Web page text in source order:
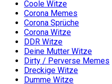
Coole Witze
Corona Memes
Corona Sprüche
Corona Witze
DDR Witze
Deine Mutter Witze
Dirty / Perverse Memes
Dreckige Witze
Dumme Witze